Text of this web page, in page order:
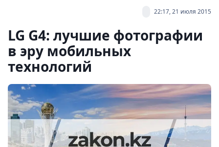
22:17, 21 июля 2015
LG G4: лучшие фотографии
в эру мобильных
технологий